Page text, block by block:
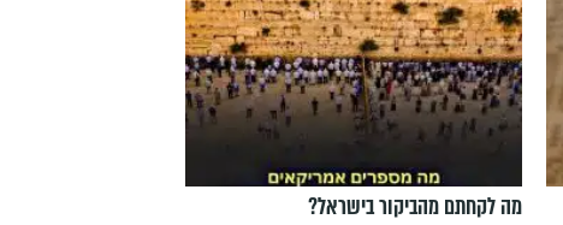
מה לקחתם מהביקור בישראל?